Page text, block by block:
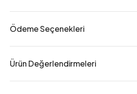
Ödeme Seçenekleri
Ürün Değerlendirmeleri